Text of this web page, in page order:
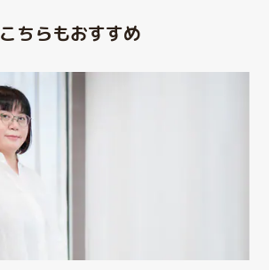
こちらもおすすめ